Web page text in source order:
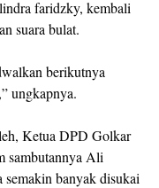
faridzky, kembali
suara bulat.
berikutnya
ungkapnya.
Ketua DPD Golkar
sambutannya Ali
banyak disukai